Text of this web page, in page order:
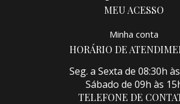
MEU ACESSO
Minha conta
HORÁRIO DE
Seg. a Sexta de 08:30h
Sábado de 09h às
TELEFONE DE